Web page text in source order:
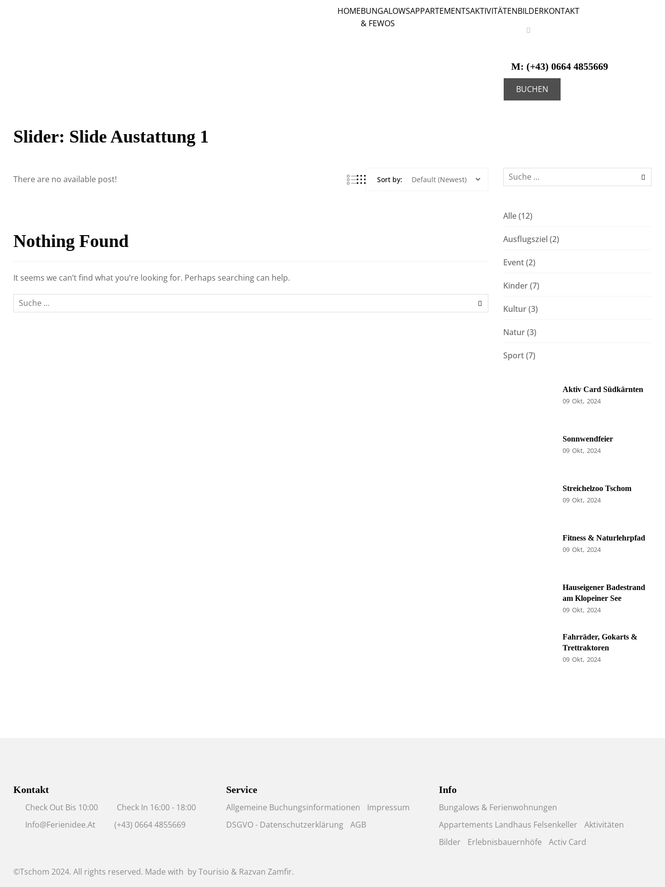
HOMEBUNGALOWS
& FEWOS
APPARTEMENTSAKTIVITÄTENBILDERKONTAKT
M: (+43) 0664 4855669
BUCHEN
Slider: Slide Austattung 1
There are no available post! Sort by:
Nothing Found
It seems we can’t find what you’re looking for. Perhaps searching can help.
Alle(12)
Ausflugsziel (2)
Event(2)
Kinder(7)
Kultur(3)
Natur(3)
Sport(7)
Aktiv Card Südkärnten
09 Okt 2024
Sonnwendfeier
09 Okt 2024
Streichelzoo Tschom
09 Okt 2024
Fitness & Naturlehrpfad
09 Okt 2024
Hauseigener Badestrand
am Klopeiner See
09 Okt 2024
Fahrräder, Gokarts &
Trettraktoren
09 Okt 2024
Kontakt
Check Out Bis 10:00
Check In 16:00 - 18:00
Info@ferienidee.at
(+43) 0664 4855669
Service
Allgemeine Buchungsinformationen
Impressum
DSGVO - Datenschutzerklärung
AGB
Info
Bungalows & Ferienwohnungen
Appartements Landhaus Felsenkeller
Aktivitäten
Bilder
Erlebnisbauernhöfe Activ Card
©Tschom 2024. All rights reserved. Made with byTourisio & Razvan Zamfir.